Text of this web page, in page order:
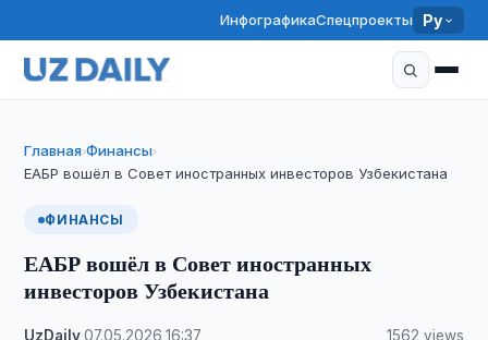
ИнфографикаСпецпроекты Ру
Главная›Финансы›
ЕАБР вошёл в Совет иностранных инвесторов Узбекистана
ФИНАНСЫ
ЕАБР вошёл в Совет иностранных
инвесторов Узбекистана
UzDaily·07.05.2026 ·16:37 1562 views